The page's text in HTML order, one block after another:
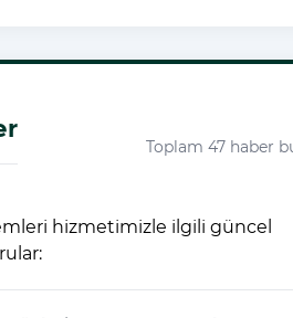
Toplam 47 haber
hizmetimizle ilgili güncel